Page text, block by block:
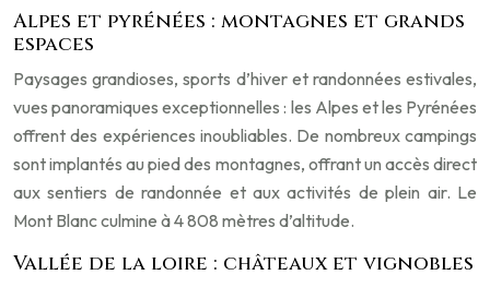
Alpes et pyrénées : montagnes et grands
espaces
Paysages grandioses, sports d’hiver et randonnées estivales,
vues panoramiques exceptionnelles : les Alpes et les Pyrénées
offrent des expériences inoubliables. De nombreux campings
sont implantés au pied des montagnes, offrant un accès direct
aux sentiers de randonnée et aux activités de plein air. Le
Mont Blanc culmine à 4 808 mètres d’altitude.
Vallée de la loire : châteaux et vignobles